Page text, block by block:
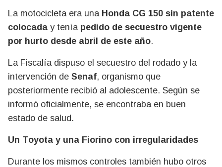
La motocicleta era una Honda CG 150 sin patente
colocada y tenía pedido de secuestro vigente
por hurto desde abril de este año.
La Fiscalía dispuso el secuestro del rodado y la
intervención de Senaf, organismo que
posteriormente recibió al adolescente. Según se
informó oficialmente, se encontraba en buen
estado de salud.
Un Toyota y una Fiorino con irregularidades
Durante los mismos controles también hubo otros